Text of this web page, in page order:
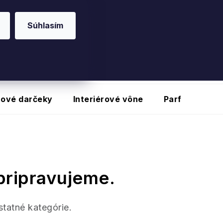
na vybrané produkty
Súhlasím
darčeky Interiérové vône Parfumy
kategórie.